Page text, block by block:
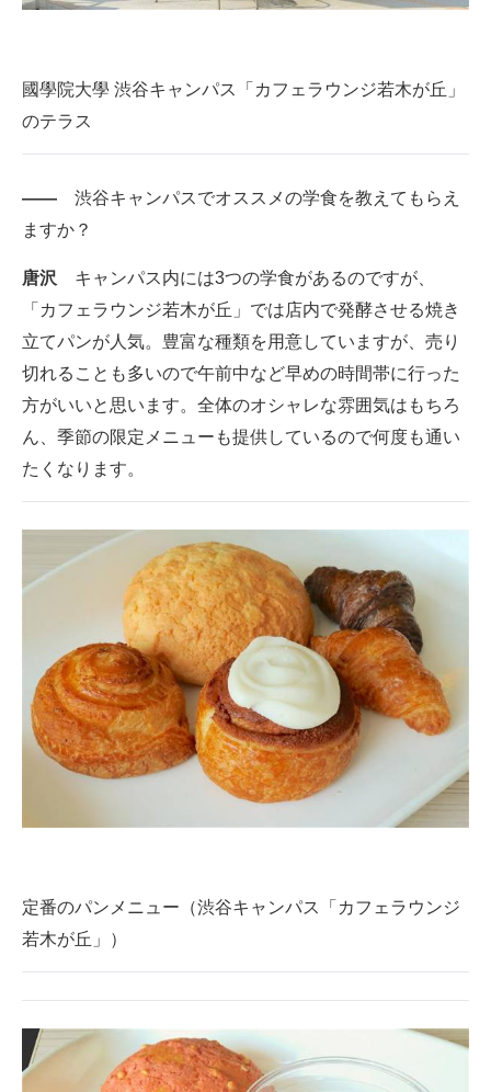
國學院大學 渋谷キャンパス「カフェラウンジ若木が丘」
のテラス
―― 渋谷キャンパスでオススメの学食を教えてもらえ
ますか？
唐沢 キャンパス内には3つの学食があるのですが、
「カフェラウンジ若木が丘」では店内で発酵させる焼き
立てパンが人気。豊富な種類を用意していますが、売り
切れることも多いので午前中など早めの時間帯に行った
方がいいと思います。全体のオシャレな雰囲気はもちろ
ん、季節の限定メニューも提供しているので何度も通い
たくなります。
定番のパンメニュー（渋谷キャンパス「カフェラウンジ
若木が丘」）